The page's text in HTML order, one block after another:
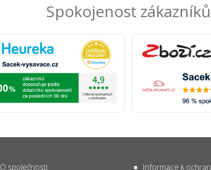
Spokojenost zákazníků
O společnosti Informace k